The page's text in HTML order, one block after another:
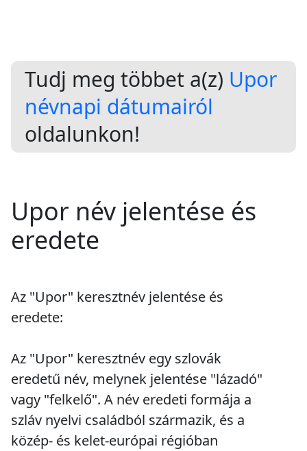
Tudj meg többet a(z) Upor
névnapi dátumairól
oldalunkon!
Upor név jelentése és
eredete
Az "Upor" keresztnév jelentése és
eredete:
Az "Upor" keresztnév egy szlovák
eredetű név, melynek jelentése "lázadó"
vagy "felkelő". A név eredeti formája a
szláv nyelvi családból származik, és a
közép- és kelet-európai régióban